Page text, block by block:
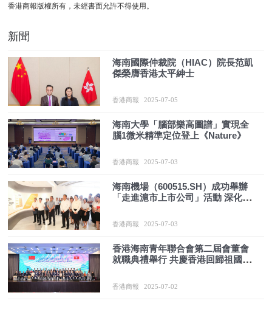
香港商報版權所有，未經書面允許不得使用。
新聞
海南國際仲裁院（HIAC）院長范凱
傑榮膺香港太平紳士
香港商報 2025-07-05
海南大學「腦部樂高圖譜」實現全
腦1微米精準定位登上《Nature》
香港商報 2025-07-03
海南機場（600515.SH）成功舉辦
「走進滬市上市公司」活動 深化投
香港商報 2025-07-03
香港海南青年聯合會第二屆會董會
就職典禮舉行 共慶香港回歸祖國28
香港商報 2025-07-02